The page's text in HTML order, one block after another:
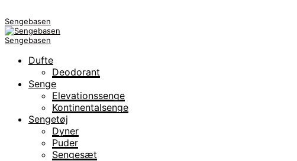
Sengebasen
Sengebasen
Dufte
Deodorant
Senge
Elevationssenge
Kontinentalsenge
Sengetøj
Dyner
Puder
Sengesæt